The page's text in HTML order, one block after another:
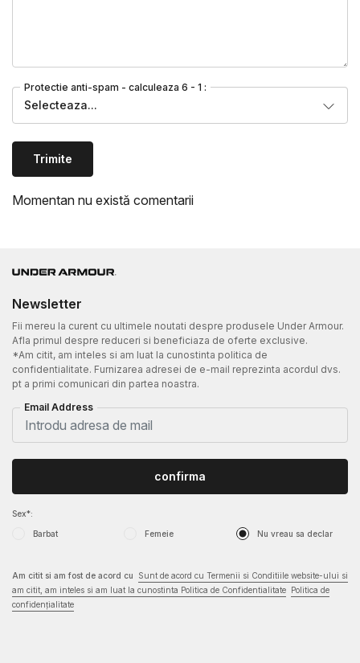
Protectie anti-spam - calculeaza 6 - 1 :
Selecteaza...
Trimite
Momentan nu există comentarii
Newsletter
Fii mereu la curent cu ultimele noutati despre produsele Under Armour.
Afla primul despre reduceri si beneficiaza de oferte exclusive.
*Am citit, am inteles si am luat la cunostinta politica de
confidentialitate. Furnizarea adresei de e-mail reprezinta acordul dvs.
pt a primi comunicari din partea noastra.
Email Address
Sex*:
Barbat Femeie Nu vreau sa declar
confirma
Am citit si am fost de acord cu
Sunt de acord cu Termenii si Conditiile website-ului si
am citit, am inteles si am luat la cunostinta Politica de Confidentialitate
Politica de
confidențialitate